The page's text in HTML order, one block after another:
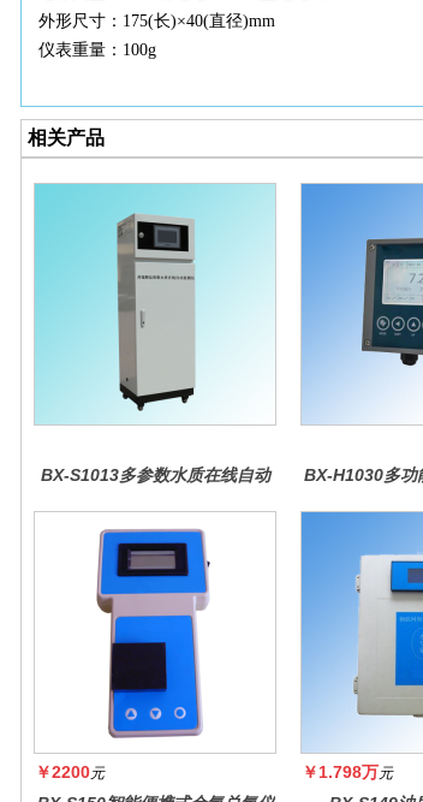
外形尺寸： 175(长)×40(直径)mm
仪表重量： 100g
相关产品
BX-S1013多参数水质在线自动
BX-H1030多功
￥2200元 ￥1.798万元